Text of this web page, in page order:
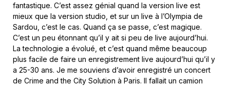
fantastique. C’est assez génial quand la version live est
mieux que la version studio, et sur un live à l’Olympia de
Sardou, c’est le cas. Quand ça se passe, c’est magique.
C’est un peu étonnant qu’il y ait si peu de live aujourd’hui.
La technologie a évolué, et c’est quand même beaucoup
plus facile de faire un enregistrement live aujourd’hui qu’il y
a 25-30 ans. Je me souviens d’avoir enregistré un concert
de Crime and the City Solution à Paris. Il fallait un camion